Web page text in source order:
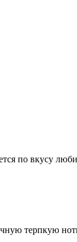
по вкусу
терпкую